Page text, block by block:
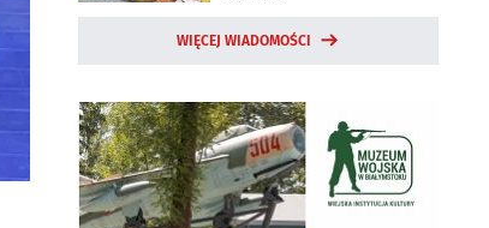
WIĘCEJ WIADOMOŚCI